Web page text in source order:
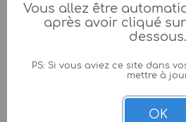
Vous allez être
après avoir cliqué
dessous.
PS: Si vous aviez ce site dans
mettre à
OK